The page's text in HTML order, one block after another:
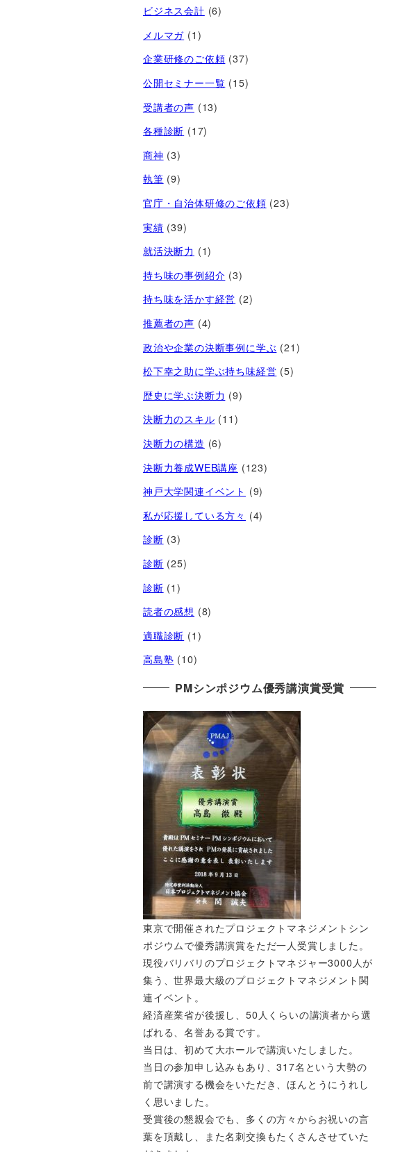
ビジネス会計 (6)
メルマガ (1)
企業研修のご依頼 (37)
公開セミナー一覧 (15)
受講者の声 (13)
各種診断 (17)
商神 (3)
執筆 (9)
官庁・自治体研修のご依頼 (23)
実績 (39)
就活決断力 (1)
持ち味の事例紹介 (3)
持ち味を活かす経営​ (2)
推薦者の声 (4)
政治や企業の決断事例に学ぶ (21)
松下幸之助に学ぶ持ち味経営 (5)
歴史に学ぶ決断力 (9)
決断力のスキル (11)
決断力の構造 (6)
決断力養成WEB講座 (123)
神戸大学関連イベント (9)
私が応援している方々 (4)
診断 (3)
診断 (25)
診断 (1)
読者の感想 (8)
適職診断 (1)
高島塾 (10)
PMシンポジウム優秀講演賞受賞
東京で開催されたプロジェクトマネジメントシン
ポジウムで優秀講演賞をただ一人受賞しました。
現役バリバリのプロジェクトマネジャー3000人が
集う、世界最大級のプロジェクトマネジメント関
連イベント。
経済産業省が後援し、50人くらいの講演者から選
ばれる、名誉ある賞です。
当日は、初めて大ホールで講演いたしました。
当日の参加申し込みもあり、317名という大勢の
前で講演する機会をいただき、ほんとうにうれし
く思いました。
受賞後の懇親会でも、多くの方々からお祝いの言
葉を頂戴し、また名刺交換もたくさんさせていた